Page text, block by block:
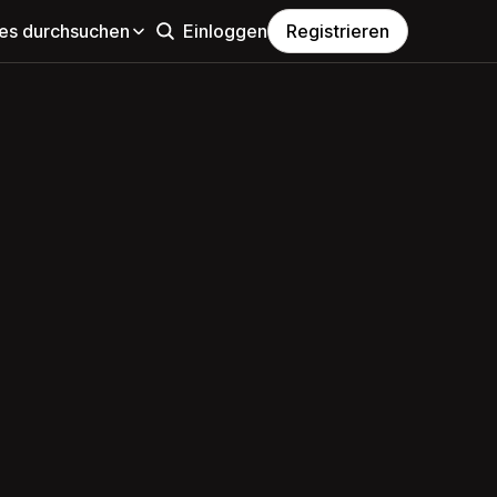
durchsuchen Einloggen Registrieren